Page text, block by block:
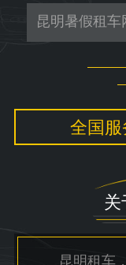
全国服
关
昆明租车，